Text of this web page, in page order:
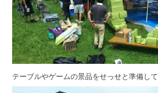
テーブルやゲームの景品をせっせと準備して